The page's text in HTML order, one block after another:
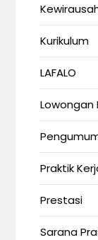
Kurikulum
LAFALO
Lowongan
Praktik
Prestasi
Sarana